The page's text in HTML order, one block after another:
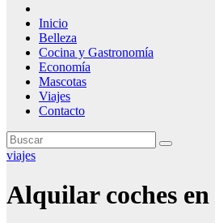
Inicio
Belleza
Cocina y Gastronomía
Economía
Mascotas
Viajes
Contacto
viajes
Alquilar coches